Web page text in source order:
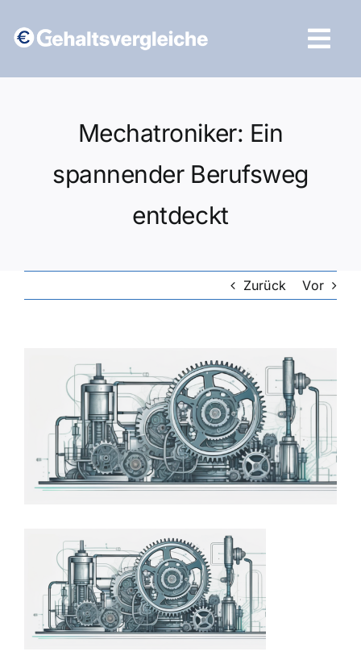
Inhalt
Mechatroniker: Ein
spannender Berufsweg
entdeckt
Zurück Vor
grösseres